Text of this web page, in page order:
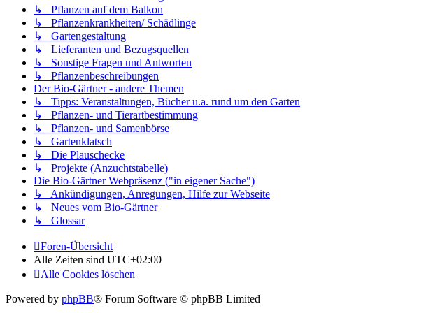
↳ Pflanzen auf dem Balkon
↳ Pflanzenkrankheiten/ Schädlinge
↳ Gartengestaltung
↳ Lieferanten und Bezugsquellen
↳ Sonstige Fragen und Antworten
↳ Pflanzenbeschreibungen
Der Bio-Gärtner - andere Themen
↳ Tipps: Veranstaltungen, Bücher u.a. rund um den Garten
↳ Pflanzen- und Tierartbestimmung
↳ Pflanzen- und Samenbörse
↳ Gartenklatsch
↳ Die Plauschecke
↳ Projekte (Anzuchtstabelle)
Die Bio-Gärtner Webpräsenz ("in eigener Sache")
↳ Ankündigungen, Anregungen, Hilfe zur Webseite
↳ Neues vom Bio-Gärtner
↳ Glossar
Foren-Übersicht
Alle Zeiten sind UTC+02:00
Alle Cookies löschen
Powered by phpBB® Forum Software © phpBB Limited